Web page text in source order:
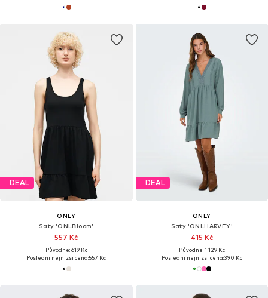
DEAL
ONLY
Šaty 'ONLBloom'
557 Kč
Původně: 619 Kč
Poslední nejnižší cena:557 Kč
DEAL
ONLY
Šaty 'ONLHARVEY'
415 Kč
Původně: 1 129 Kč
Poslední nejnižší cena:390 Kč